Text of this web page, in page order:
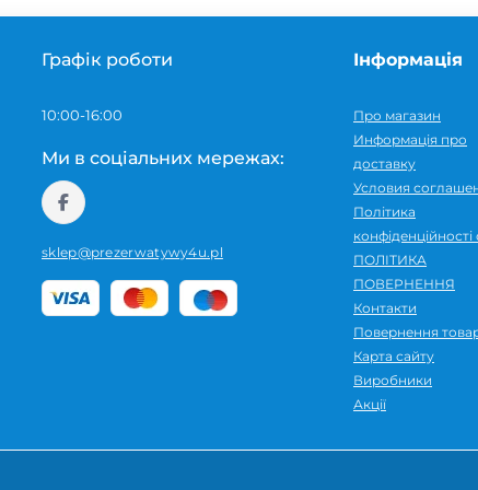
Графік роботи
10:00-16:00
Ми в соціальних мережах:
sklep@prezerwatywy4u.pl
Інформація
Про магазин
Информація про
доставку
Условия
Політика
конфіденційності
ПОЛІТИКА
ПОВЕРНЕННЯ
Контакти
Повернення
Карта сайту
Виробники
Акції